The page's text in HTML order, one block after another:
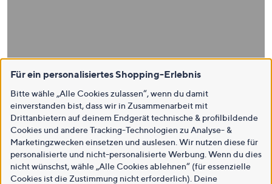
Für ein personalisiertes Shopping-Erlebnis
Bitte wähle „Alle Cookies zulassen“, wenn du damit
einverstanden bist, dass wir in Zusammenarbeit mit
Drittanbietern auf deinem Endgerät technische & profilbildende
Cookies und andere Tracking-Technologien zu Analyse- &
Marketingzwecken einsetzen und auslesen. Wir nutzen diese für
personalisierte und nicht-personalisierte Werbung. Wenn du dies
nicht wünschst, wähle „Alle Cookies ablehnen“ (für essenzielle
Cookies ist die Zustimmung nicht erforderlich). Deine